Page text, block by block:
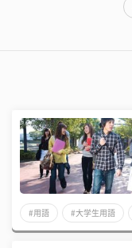
#用語 #大学生用語